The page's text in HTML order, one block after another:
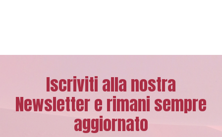
Iscriviti alla nostra
Newsletter e rimani sempre
aggiornato